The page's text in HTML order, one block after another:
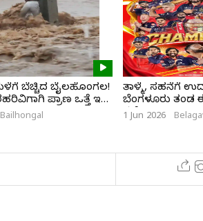
ಬೆಚ್ಚಿದ ಬೈಲಹೊಂಗಲ!
ಪ್ರಾಣ ಒತ್ತೆ ಇಟ್ಟ
Bailhongal
ತಾಳ್ಮೆ, ಸಹನೆಗೆ
ಬೆಂಗಳೂರು ತಂಡ
ನಮ್ದೆ
1 Jun 2026